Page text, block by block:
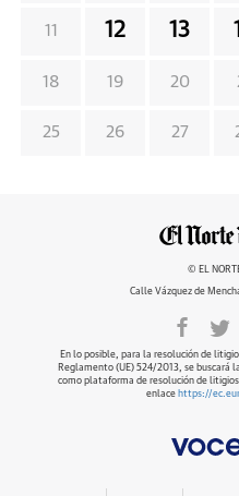
11 12 13
18 19 20
25 26 27
© EL
Calle Vázquez de
En lo posible, para la resolución de
Reglamento (UE) 524/2013, se buscará
como plataforma de resolución de
enlace https://